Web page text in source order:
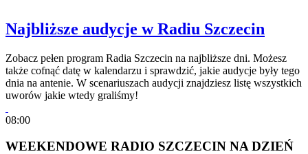
Najbliższe audycje w Radiu Szczecin
Zobacz pełen program Radia Szczecin na najbliższe dni. Możesz
także cofnąć datę w kalendarzu i sprawdzić, jakie audycje były tego
dnia na antenie. W scenariuszach audycji znajdziesz listę wszystkich
uworów jakie wtedy graliśmy!
08:00
WEEKENDOWE RADIO SZCZECIN NA DZIEŃ